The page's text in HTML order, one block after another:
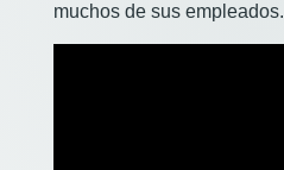
muchos de sus empleados.